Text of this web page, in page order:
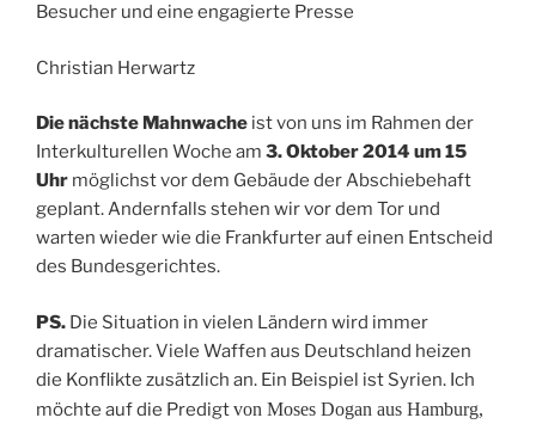
Besucher und eine engagierte Presse
Christian Herwartz
Die nächste Mahnwache ist von uns im Rahmen der
Interkulturellen Woche am 3. Oktober 2014 um 15
Uhr möglichst vor dem Gebäude der Abschiebehaft
geplant. Andernfalls stehen wir vor dem Tor und
warten wieder wie die Frankfurter auf einen Entscheid
des Bundesgerichtes.
PS. Die Situation in vielen Ländern wird immer
dramatischer. Viele Waffen aus Deutschland heizen
die Konflikte zusätzlich an. Ein Beispiel ist Syrien. Ich
möchte auf die Predigtvon Moses Dogan aus Hamburg,